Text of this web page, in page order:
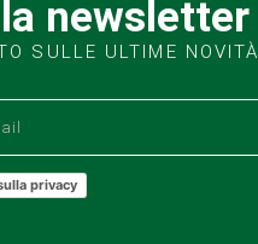
newsletter
SULLE ULTIME NOVITÀ
privacy